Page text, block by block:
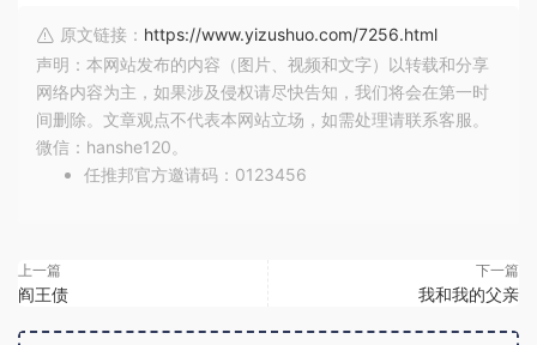
原文链接： https://www.yizushuo.com/7256.html
声明：本网站发布的内容（图片、视频和文字）以转载和分享
网络内容为主，如果涉及侵权请尽快告知，我们将会在第一时
间删除。文章观点不代表本网站立场，如需处理请联系客服。
微信：hanshe120。
任推邦官方邀请码：0123456
上一篇
阎王债
下一篇
我和我的父亲